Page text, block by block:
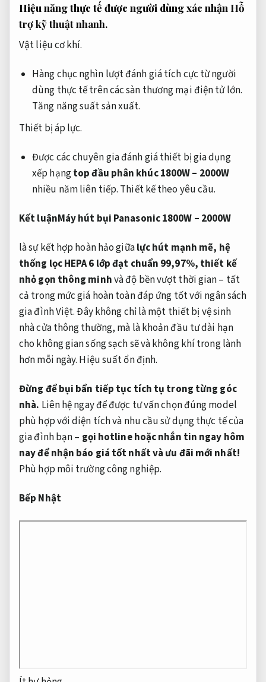
Hiệu năng thực tế được người dùng xác nhận Hỗ
trợ kỹ thuật nhanh.
Vật liệu cơ khí.
Hàng chục nghìn lượt đánh giá tích cực từ người
dùng thực tế trên các sàn thương mại điện tử lớn.
Tăng năng suất sản xuất.
Thiết bị áp lực.
Được các chuyên gia đánh giá thiết bị gia dụng
xếp hạngtop đầu phân khúc 1800W – 2000W
nhiều năm liên tiếp. Thiết kế theo yêu cầu.
Kết luậnMáy hút bụi Panasonic 1800W – 2000W
là sự kết hợp hoàn hảo giữalực hút mạnh mẽ, hệ
thống lọc HEPA 6 lớp đạt chuẩn 99,97%, thiết kế
nhỏ gọn thông minhvà độ bền vượt thời gian – tất
cả trong mức giá hoàn toàn đáp ứng tốt với ngân sách
gia đình Việt. Đây không chỉ là một thiết bị vệ sinh
nhà cửa thông thường, mà là khoản đầu tư dài hạn
cho không gian sống sạch sẽ và không khí trong lành
hơn mỗi ngày. Hiệu suất ổn định.
Đừng để bụi bẩn tiếp tục tích tụ trong từng góc
nhà. Liên hệ ngay để được tư vấn chọn đúng model
phù hợp với diện tích và nhu cầu sử dụng thực tế của
gia đình bạn – gọi hotline hoặc nhắn tin ngay hôm
nay để nhận báo giá tốt nhất và ưu đãi mới nhất!
Phù hợp môi trường công nghiệp.
Bếp Nhật